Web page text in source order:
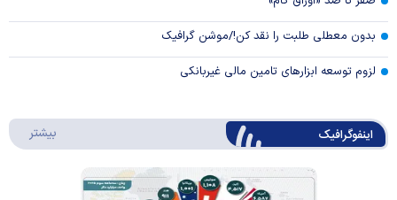
بدون معطلی طلبت را نقد کن!/موشن گرافیک
لزوم توسعه ابزارهای تامین مالی غیربانکی
اینفوگرافیک بیشتر